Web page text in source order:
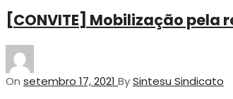
[CONVITE] Mobilização
On setembro 17, 2021 BySintesu Sindicato